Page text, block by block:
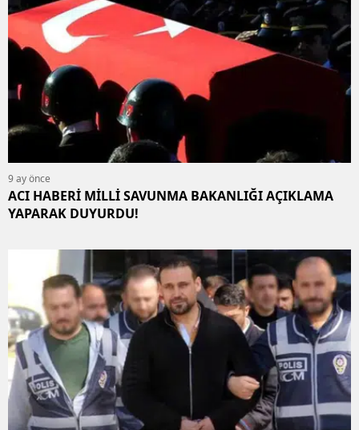
9 ay önce
ACI HABERİ MİLLİ SAVUNMA BAKANLIĞI AÇIKLAMA
YAPARAK DUYURDU!